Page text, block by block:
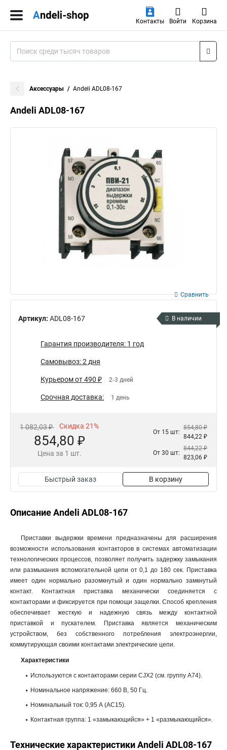
Контакты Войти Корзина
Аксессуары Andeli ADL08-167
Andeli ADL08-167
Артикул: ADL08-167
Сравнить
В наличии
Гарантия производителя: 1 год
Самовывоз: 2 дня
Курьером от 490 ₽ 2-3 дней
Срочная доставка: 1 день
1 082,03 ₽ Скидка 21%
854,80 ₽
Цена за 1 шт.
От 15 шт:
854,80 ₽
844,22 ₽
От 30 шт:
844,22 ₽
823,06 ₽
Быстрый заказ В корзину
Описание Andeli ADL08-167
Приставки выдержки времени предназначены для расширения
возможности использования контакторов в системах автоматизации
технологических процессов, позволяет получить задержку замыкания
или размыкания вспомогательной цепи от 0,1 до 180 сек. Приставка
имеет один нормально разомкнутый и один нормально замкнутый
контакт. Контактная приставка механически соединяется с
контакторами и фиксируется при помощи защелки. Способ крепления
обеспечивает жесткую и надежную связь между контактной
приставкой и пускателем. Приставка является механическим
устройством, без собственного потребления электроэнергии,
коммутирующая своими контактами электрические цепи.
Характеристики
Используются с контакторами серии CJX2 (см. группу А74).
Номинальное напряжение: 660 В, 50 Гц.
Номинальный ток: 0,95 А (АС15).
Контактная группа: 1 «замыкающийся» + 1 «размыкающийся».
Технические характеристики Andeli ADL08-167